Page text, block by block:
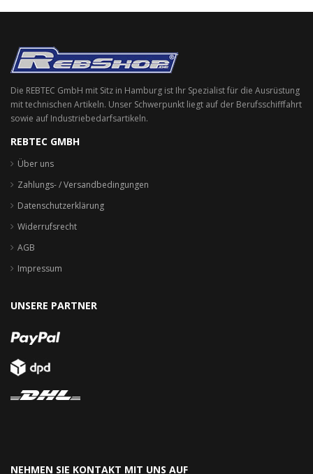
Die REBTEC GmbH mit Sitz in Hamburg ist Ihr Spezialist für die Ausrüstung
mit technischen Artikeln. Unser Schwerpunkt liegt auf der Berufsschifffahrt
sowie auf Industriebedarfsartikeln.
REBTEC GMBH
Über uns
Zahlungs- / Versandbedingungen
Datenschutzerklärung
Widerrufsrecht
AGB
Impressum
UNSERE PARTNER
NEHMEN SIE KONTAKT MIT UNS AUF